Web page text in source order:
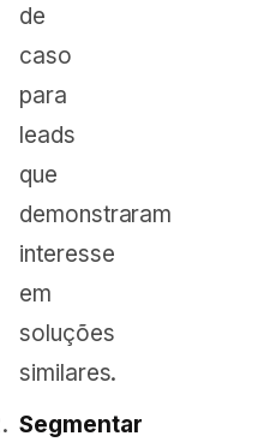
de
caso
para
leads
que
demonstraram
interesse
em
soluções
similares.
Segmentar